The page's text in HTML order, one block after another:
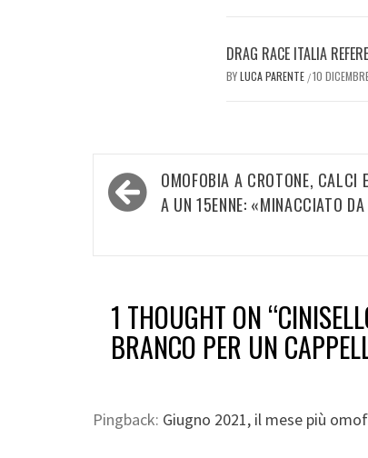
DRAG RACE ITALIA
BYLUCA PARENTE /10
Navigazione
articoli
OMOFOBIA A CROTONE, CALCI
A UN 15ENNE: «MINACCIATO
1 THOUGHT ON “
BRANCO PER UN
Pingback: Giugno 2021, il mese più